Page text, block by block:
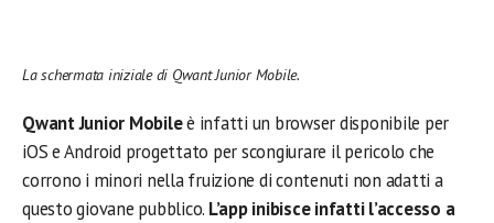
La schermata iniziale di Qwant Junior Mobile.
Qwant Junior Mobileè infatti un browser disponibile per
iOS e Android progettato per scongiurare il pericolo che
corrono i minori nella fruizione di contenuti non adatti a
questo giovane pubblico. L’app inibisce infatti l’accesso a